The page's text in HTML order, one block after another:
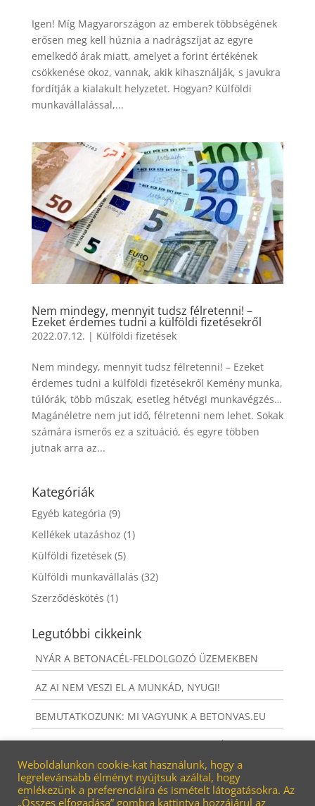
Igen! Míg Magyarországon az emberek többségének
erősen meg kell húznia a nadrágszíjat az egyre
emelkedő árak miatt, amelyet a forint értékének
csökkenése okoz, vannak, akik kihasználják, s javukra
fordítják a kialakult helyzetet. Hogyan? Külföldi
munkavállalással,...
Nem mindegy, mennyit tudsz félretenni! –
Ezeket érdemes tudni a külföldi fizetésekről
2022.07.12. | Külföldi fizetések
Nem mindegy, mennyit tudsz félretenni! – Ezeket
érdemes tudni a külföldi fizetésekről Kemény munka,
túlórák, több műszak, esetleg hétvégi munkavégzés…
Magánéletre nem jut idő, félretenni nem lehet. Sokak
számára ismerős ez a szituáció, és egyre többen
jutnak arra az...
Kategóriák
Egyéb kategória (9)
Kellékek utazáshoz (1)
Külföldi fizetések(5)
Külföldi munkavállalás (32)
Szerződéskötés (1)
Legutóbbi cikkeink
NYÁR A BETONACÉL-FELDOLGOZÓ ÜZEMEKBEN
AZ AI NEM VESZI EL A MUNKÁD, NYUGI!
BEMUTATKOZUNK: MI VAGYUNK A BETONVAS.EU
DOLGOZOL?
A NAGY VISSZATÉRŐK
Weboldalunkon cookie-kat használunk, hogy a
legrelevánsabb élményt nyújtsuk azáltal, hogy
emlékezünk a preferenciáira és ismételt látogatásokra. Az
„Összes elfogadása” gombra kattintva hozzájárul az